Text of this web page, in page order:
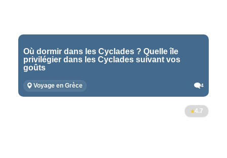
Où dormir dans les Cyclades ? Quelle île
privilégier dans les Cyclades suivant vos
goûts
Voyage en Grèce 4
4.7